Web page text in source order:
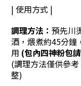
| 使用方式 |
調理方法： 預先川
酒，煨煮約45分鐘
用 (包內四神粉包
(調理方法僅供參
整)